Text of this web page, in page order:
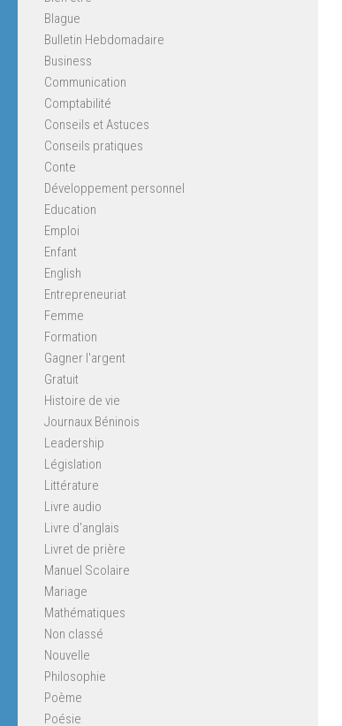
Blague
Bulletin Hebdomadaire
Business
Communication
Comptabilité
Conseils et Astuces
Conseils pratiques
Conte
Développement personnel
Education
Emploi
Enfant
English
Entrepreneuriat
Femme
Formation
Gagner l'argent
Gratuit
Histoire de vie
Journaux Béninois
Leadership
Législation
Littérature
Livre audio
Livre d'anglais
Livret de prière
Manuel Scolaire
Mariage
Mathématiques
Non classé
Nouvelle
Philosophie
Poème
Poésie